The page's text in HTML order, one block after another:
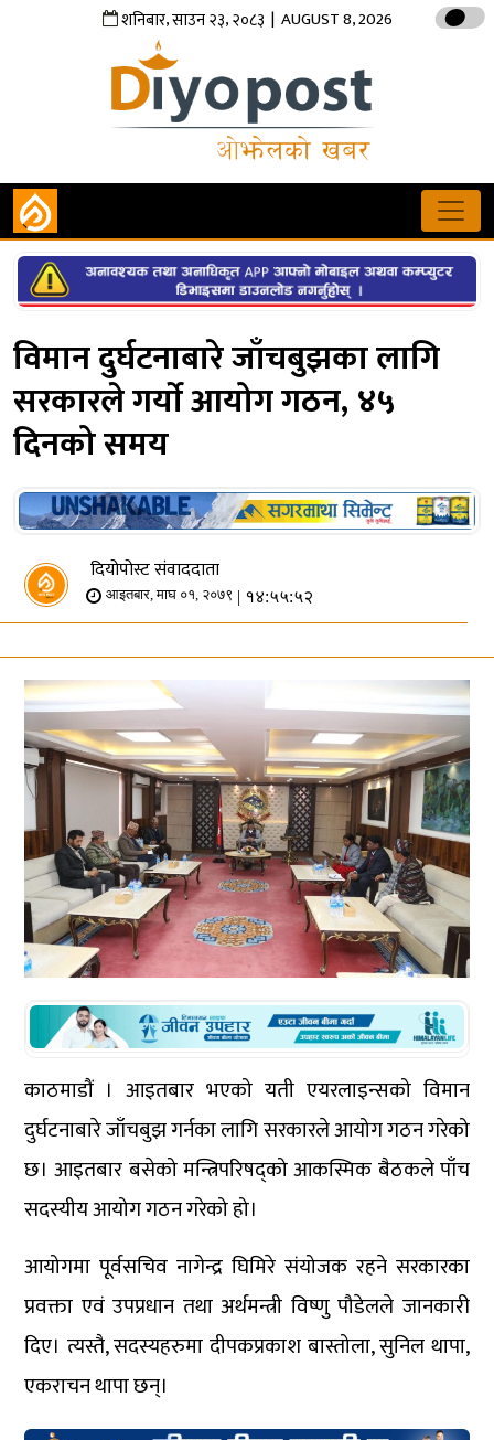
शनिबार,साउन२३,२०८३ | AUGUST 8, 2026
विमान दुर्घटनाबारे जाँचबुझका लागि
सरकारले गर्याे आयोग गठन, ४५
दिनको समय
दियोपोस्ट संवाददाता
आइतबार, माघ ०१, २०७९ | १४:५५:५२
काठमाडौं । आइतबार भएको यती एयरलाइन्सको विमान
दुर्घटनाबारे जाँचबुझ गर्नका लागि सरकारले आयोग गठन गरेको
छ। आइतबार बसेको मन्त्रिपरिषद्को आकस्मिक बैठकले पाँच
सदस्यीय आयोग गठन गरेको हो।
आयोगमा पूर्वसचिव नागेन्द्र घिमिरे संयोजक रहने सरकारका
प्रवक्ता एवं उपप्रधान तथा अर्थमन्त्री विष्णु पौडेलले जानकारी
दिए। त्यस्तै, सदस्यहरुमा दीपकप्रकाश बास्तोला, सुनिल थापा,
एकराचन थापा छन्।